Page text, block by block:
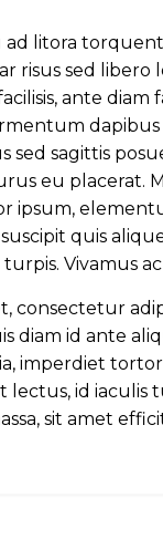
ad litora
risus sed libero
ante diam
dapibus
sed sagittis
eu placerat.
ipsum,
quis
Vivamus
consectetur
diam id ante
imperdiet
lectus, id
sit amet